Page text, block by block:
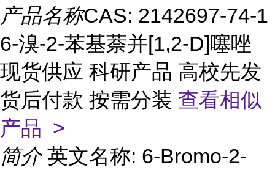
产品名称CAS: 2142697-74-1
6-溴-2-苯基萘并[1,2-D]噻唑
现货供应 科研产品 高校先发
货后付款 按需分装 查看相似
产品 >
简介 英文名称: 6-Bromo-2-